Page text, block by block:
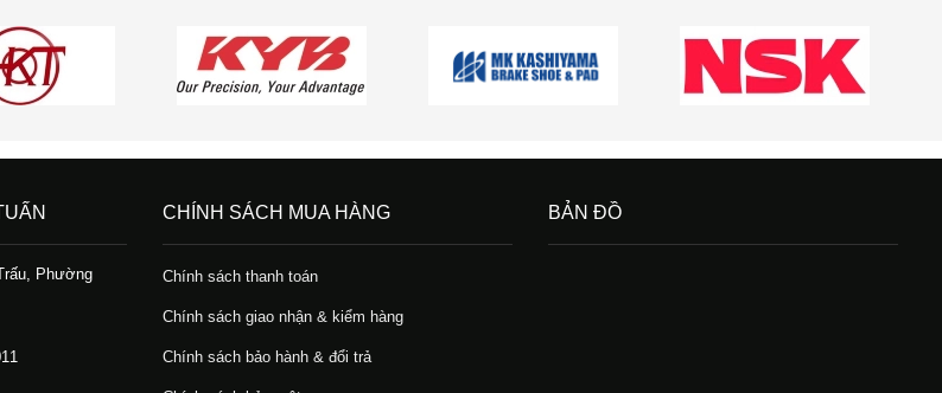
Phường
CHÍNH SÁCH MUA HÀNG
Chính sách thanh toán
Chính sách giao nhận & kiểm hàng
Chính sách bảo hành & đổi trả
BẢN ĐỒ